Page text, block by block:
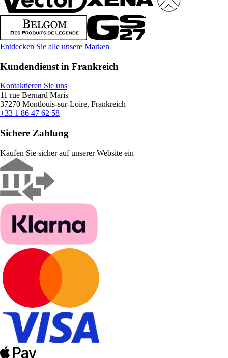
Entdecken Sie alle unsere Marken
Kundendienst in Frankreich
Kontaktieren Sie uns
11 rue Bernard Maris
37270 Montlouis-sur-Loire, Frankreich
+33 1 86 47 62 58
Sichere Zahlung
Kaufen Sie sicher auf unserer Website ein